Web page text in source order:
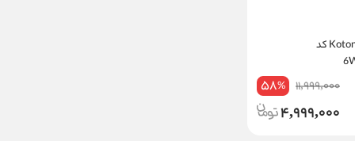
بلوز زنانه کوتون Koton کد
11,999,000
58%
4,999,000